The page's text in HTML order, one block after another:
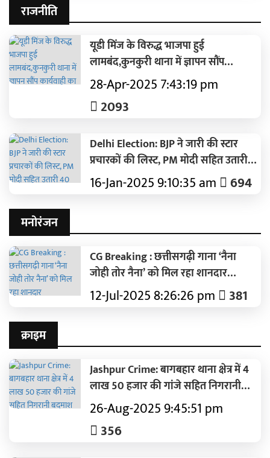
राजनीति
यूडी मिंज के विरुद्ध भाजपा हुई
लामबंद,कुनकुरी थाना में ज्ञापन सौंप
कार्यवाही का हुआ मांग
28-Apr-2025 7:43:19 pm
2093
Delhi Election: BJP ने जारी की स्टार
प्रचारकों की लिस्ट, PM मोदी सहित उतारी
40 दिग्गजों की फौज
16-Jan-2025 9:10:35 am 694
मनोरंजन
CG Breaking : छत्तीसगढ़ी गाना ‘नैना
जोही तोर नैना’ को मिल रहा शानदार
रिस्पॉन्स..कंचन जोशी और गौरव ने दी है
आवाज..पढ़ें पूरी ख़बर
12-Jul-2025 8:26:26 pm 381
क्राइम
Jashpur Crime: बागबहार थाना क्षेत्र में 4
लाख 50 हजार की गांजे सहित निगरानी
बदमाश गिरफ्तार.! आरोपी की स्कॉर्पियो
वाहन व एक स्कूटी भी जब्त.. पढ़ें पूरी ख़बर
26-Aug-2025 9:45:51 pm
356